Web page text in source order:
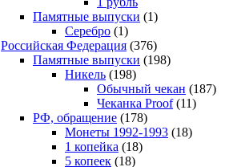
Памятные выпуски (1)
Серебро (1)
Российская Федерация (376)
Памятные выпуски (198)
Никель (198)
Обычный чекан (187)
Чеканка Proof(11)
РФ, обращение (178)
Монеты 1992-1993 (18)
1 копейка (18)
5 копеек (18)